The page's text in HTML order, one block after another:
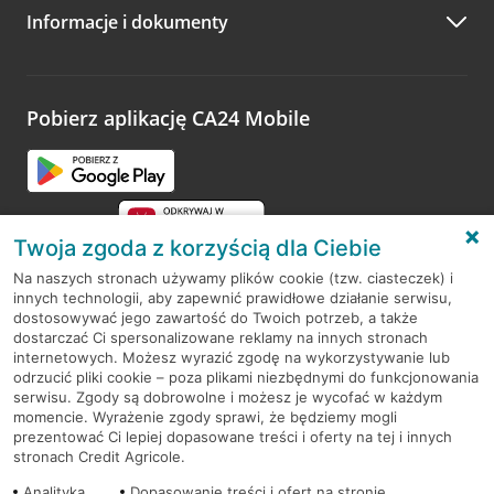
Zachęcamy do podzielenia się z nami opinią o wizycie.
opinie.
Informacje i dokumenty
Pobierz aplikację CA24 Mobile
RODO
Regulamin serwisu
Mapa serwisu
PolitykaCookies
Twoja zgoda z korzyścią dla Ciebie
Na naszych stronach używamy plików cookie (tzw. ciasteczek) i
innych technologii, aby zapewnić prawidłowe działanie serwisu,
dostosowywać jego zawartość do Twoich potrzeb, a także
dostarczać Ci spersonalizowane reklamy na innych stronach
internetowych. Możesz wyrazić zgodę na wykorzystywanie lub
odrzucić pliki cookie – poza plikami niezbędnymi do funkcjonowania
serwisu. Zgody są dobrowolne i możesz je wycofać w każdym
momencie. Wyrażenie zgody sprawi, że będziemy mogli
prezentować Ci lepiej dopasowane treści i oferty na tej i innych
stronach Credit Agricole.